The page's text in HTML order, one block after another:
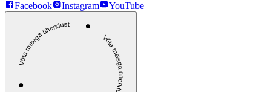
Facebook Instagram YouTube
Võta meiega ühendust Võta meiega ühendust